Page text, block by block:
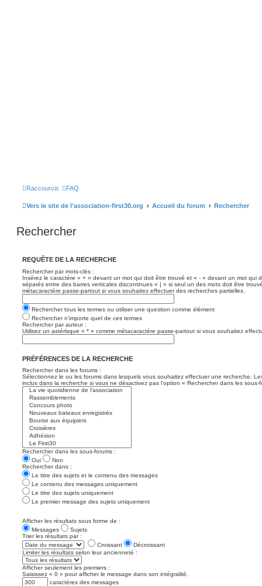
Raccourcis FAQ
Vers le site de l'association-first30.org Accueil du forum Rechercher
Rechercher
REQUÊTE DE LA RECHERCHE
Rechercher par mots-clés :
Insérez le caractère « + » devant un mot qui doit être trouvé et « - » devant un mot qui
séparés entre des barres verticales discontinues « | » si seul un des mots doit être
métacaractère passe-partout si vous souhaitez effectuer des recherches partielles.
Rechercher tous les termes ou utiliser une question comme élément
Rechercher n’importe quel de ces termes
Rechercher par auteur :
Utilisez un astérisque « * » comme métacaractère passe-partout si vous souhaitez
PRÉFÉRENCES DE LA RECHERCHE
Rechercher dans les forums :
Sélectionnez le ou les forums dans lesquels vous souhaitez effectuer une recherche.
inclus dans la recherche si vous ne désactivez pas l’option « Rechercher dans les
Rechercher dans les sous-forums :
Oui
Non
Rechercher dans :
Le titre des sujets et le contenu des messages
Le contenu des messages uniquement
Le titre des sujets uniquement
Le premier message des sujets uniquement
Afficher les résultats sous forme de :
Messages
Sujets
Trier les résultats par :
Croissant
Décroissant
Limiter les résultats selon leur ancienneté :
Afficher seulement les premiers :
Saisissez « 0 » pour afficher le message dans son intégralité.
caractères des messages